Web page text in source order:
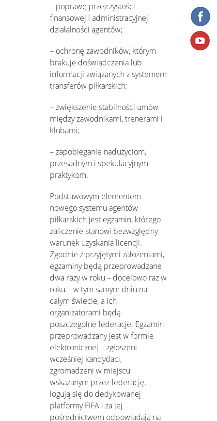
– poprawę przejrzystości
finansowej i administracyjnej
działalności agentów;
– ochronę zawodników, którym
brakuje doświadczenia lub
informacji związanych z systemem
transferów piłkarskich;
– zwiększenie stabilności umów
między zawodnikami, trenerami i
klubami;
– zapobieganie nadużyciom,
przesadnym i spekulacyjnym
praktykom.
Podstawowym elementem
nowego systemu agentów
piłkarskich jest egzamin, którego
zaliczenie stanowi bezwzględny
warunek uzyskania licencji.
Zgodnie z przyjętymi założeniami,
egzaminy będą przeprowadzane
dwa razy w roku – docelowo raz w
roku – w tym samym dniu na
całym świecie, a ich
organizatorami będą
poszczególne federacje. Egzamin
przeprowadzany jest w formie
elektronicznej – zgłoszeni
wcześniej kandydaci,
zgromadzeni w miejscu
wskazanym przez federację,
logują się do dedykowanej
platformy FIFA i za jej
pośrednictwem odpowiadają na